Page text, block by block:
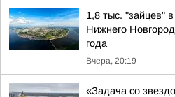
1,8 тыс. "зайцев"
Нижнего
года
Вчера, 20:19
«Задача со